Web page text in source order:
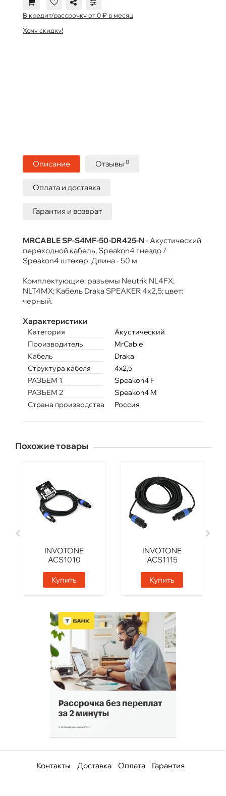
В кредит/рассрочку от 0 ₽ в месяц
Хочу скидку!
Описание Отзывы 0
Оплата и доставка
Гарантия и возврат
MRCABLE SP-S4MF-50-DR425-N- Акустический
переходной кабель, Speakon4 гнездо /
Speakon4 штекер. Длина - 50 м
Комплектующие: разъемы Neutrik NL4FX;
NLT4MX; Кабель Draka SPEAKER 4х2,5; цвет:
черный.
Характеристики
Категория
Акустический
Производитель
MrCable
Кабель
Draka
Структура кабеля
4х2,5
РАЗЪЕМ 1
Speakon4 F
РАЗЪЕМ 2
Speakon4 M
Страна производства
Россия
Похожие товары
INVOTONE
ACS1010
Купить
INVOTONE
ACS1115
Купить
Контакты Доставка Оплата Гарантия